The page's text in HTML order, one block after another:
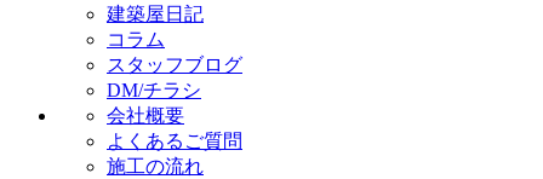
建築屋日記
コラム
スタッフブログ
DM/チラシ
会社概要
よくあるご質問
施工の流れ